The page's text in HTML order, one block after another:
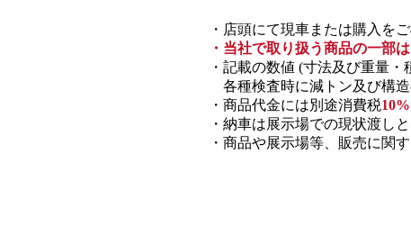
・店頭にて現車または購入を
・当社で取り扱う商品の一部
・記載の数値 (寸法及び重量
各種検査時に減トン及び構造
・商品代金には別途消費税10%
・納車は展示場での現状渡し
・商品や展示場等、販売に関